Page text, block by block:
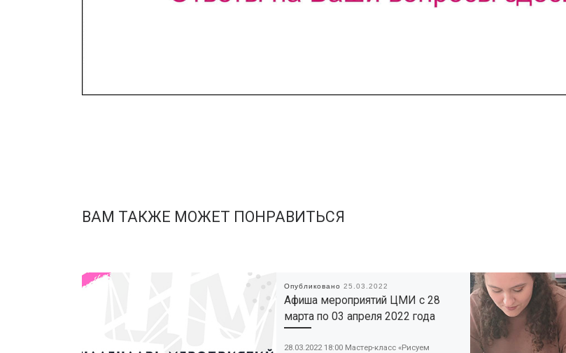
ВАМ ТАКЖЕ МОЖЕТ ПОНРАВИТЬСЯ
Опубликовано 25.03.2022
Афиша мероприятий ЦМИ с 28
марта по 03 апреля 2022 года
28.03.2022 18:00 Мастер-класс «Рисуем